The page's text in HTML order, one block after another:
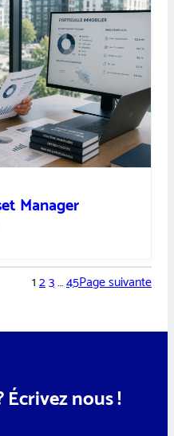
Manager
123…45Page suivante
nous !